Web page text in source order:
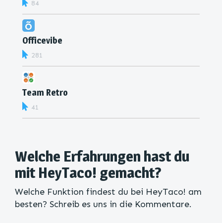
84
Officevibe
281
Team Retro
41
Welche Erfahrungen hast du
mit HeyTaco! gemacht?
Welche Funktion findest du bei HeyTaco! am
besten? Schreib es uns in die Kommentare.